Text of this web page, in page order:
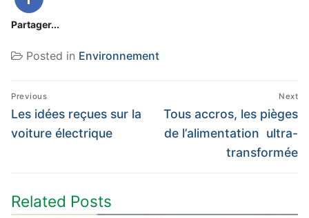
Partager...
Posted in Environnement
Navigation
de
l’article
Previous
Previous
post:
Les idées reçues sur la
voiture électrique
Next
Next
post:
Tous accros, les pièges
de l’alimentation ultra-
transformée​
Related Posts